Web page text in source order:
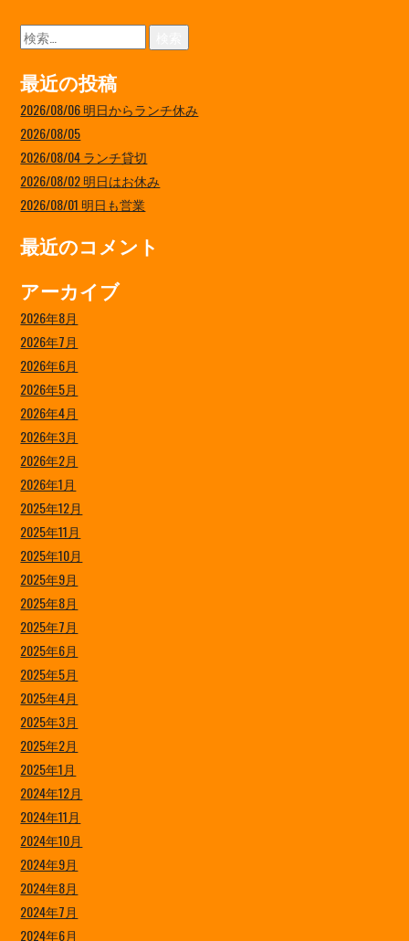
検
索:
最近の投稿
2026/08/06 明日からランチ休み
2026/08/05
2026/08/04 ランチ貸切
2026/08/02 明日はお休み
2026/08/01 明日も営業
最近のコメント
アーカイブ
2026年8月
2026年7月
2026年6月
2026年5月
2026年4月
2026年3月
2026年2月
2026年1月
2025年12月
2025年11月
2025年10月
2025年9月
2025年8月
2025年7月
2025年6月
2025年5月
2025年4月
2025年3月
2025年2月
2025年1月
2024年12月
2024年11月
2024年10月
2024年9月
2024年8月
2024年7月
2024年6月